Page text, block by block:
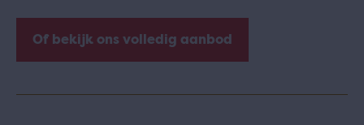
Of bekijk ons volledig aanbod